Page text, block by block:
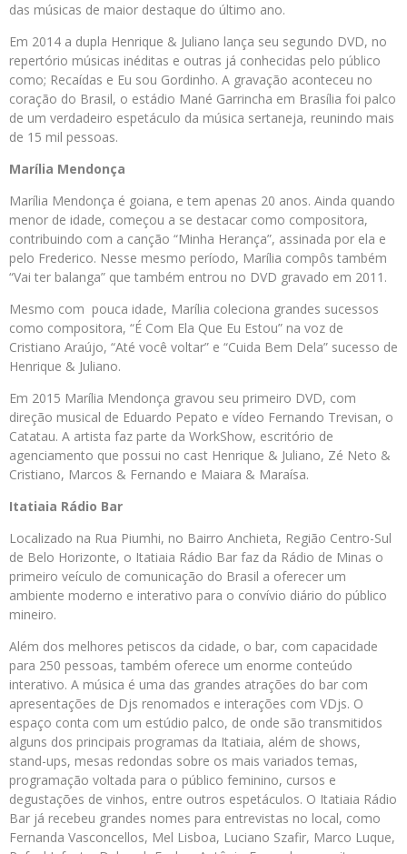
das músicas de maior destaque do último ano.
Em 2014 a dupla Henrique & Juliano lança seu segundo DVD, no
repertório músicas inéditas e outras já conhecidas pelo público
como; Recaídas e Eu sou Gordinho. A gravação aconteceu no
coração do Brasil, o estádio Mané Garrincha em Brasília foi palco
de um verdadeiro espetáculo da música sertaneja, reunindo mais
de 15 mil pessoas.
Marília Mendonça
Marília Mendonça é goiana, e tem apenas 20 anos. Ainda quando
menor de idade, começou a se destacar como compositora,
contribuindo com a canção “Minha Herança”, assinada por ela e
pelo Frederico. Nesse mesmo período, Marília compôs também
“Vai ter balanga” que também entrou no DVD gravado em 2011.
Mesmo com pouca idade, Marília coleciona grandes sucessos
como compositora, “É Com Ela Que Eu Estou” na voz de
Cristiano Araújo, “Até você voltar” e “Cuida Bem Dela” sucesso de
Henrique & Juliano.
Em 2015 Marília Mendonça gravou seu primeiro DVD, com
direção musical de Eduardo Pepato e vídeo Fernando Trevisan, o
Catatau. A artista faz parte da WorkShow, escritório de
agenciamento que possui no cast Henrique & Juliano, Zé Neto &
Cristiano, Marcos & Fernando e Maiara & Maraísa.
Itatiaia Rádio Bar
Localizado na Rua Piumhi, no Bairro Anchieta, Região Centro-Sul
de Belo Horizonte, o Itatiaia Rádio Bar faz da Rádio de Minas o
primeiro veículo de comunicação do Brasil a oferecer um
ambiente moderno e interativo para o convívio diário do público
mineiro.
Além dos melhores petiscos da cidade, o bar, com capacidade
para 250 pessoas, também oferece um enorme conteúdo
interativo. A música é uma das grandes atrações do bar com
apresentações de Djs renomados e interações com VDjs. O
espaço conta com um estúdio palco, de onde são transmitidos
alguns dos principais programas da Itatiaia, além de shows,
stand-ups, mesas redondas sobre os mais variados temas,
programação voltada para o público feminino, cursos e
degustações de vinhos, entre outros espetáculos. O Itatiaia Rádio
Bar já recebeu grandes nomes para entrevistas no local, como
Fernanda Vasconcellos, Mel Lisboa, Luciano Szafir, Marco Luque,